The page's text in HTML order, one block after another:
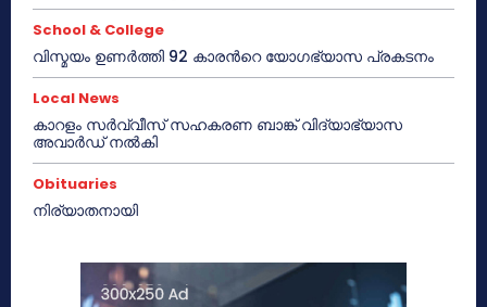
School & College
വിസ്മയം ഉണർത്തി 92 കാരൻറെ യോഗഭ്യാസ പ്രകടനം
Local News
കാറളം സർവ്വീസ് സഹകരണ ബാങ്ക് വിദ്യാഭ്യാസ
അവാർഡ് നൽകി
Obituaries
നിര്യാതനായി